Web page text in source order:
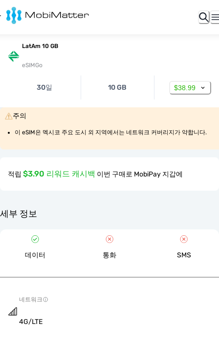
LatAm 10 GB
eSIMGo
30일 10 GB $38.99
주의
이 eSIM은 멕시코 주요 도시 외 지역에서는 네트워크 커버리지가 약합니다.
적립 $3.90 리워드 캐시백 이번 구매로 MobiPay 지갑에
세부 정보
데이터 통화 SMS
네트워크
4G/LTE